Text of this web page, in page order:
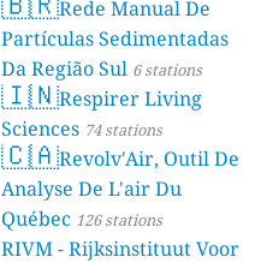
Rede Manual De
Partículas Sedimentadas
Da Região Sul 6 stations
🇮🇳Respirer Living
Sciences 74 stations
🇨🇦Revolv'Air, Outil De
Analyse De L'air Du
Québec 126 stations
RIVM - Rijksinstituut Voor